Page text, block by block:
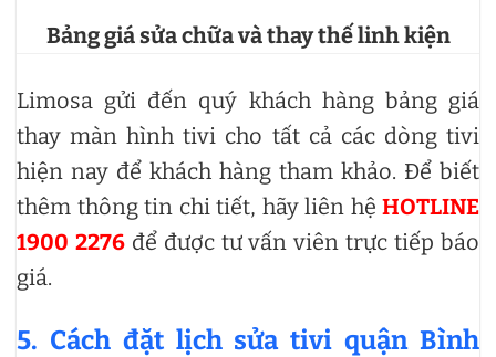
Bảng giá sửa chữa và thay thế linh kiện
Limosa gửi đến quý khách hàng bảng giá
thay màn hình tivi cho tất cả các dòng tivi
hiện nay để khách hàng tham khảo. Để biết
thêm thông tin chi tiết, hãy liên hệ HOTLINE
1900 2276để được tư vấn viên trực tiếp báo
giá.
5. Cách đặt lịch sửa tivi quận Bình